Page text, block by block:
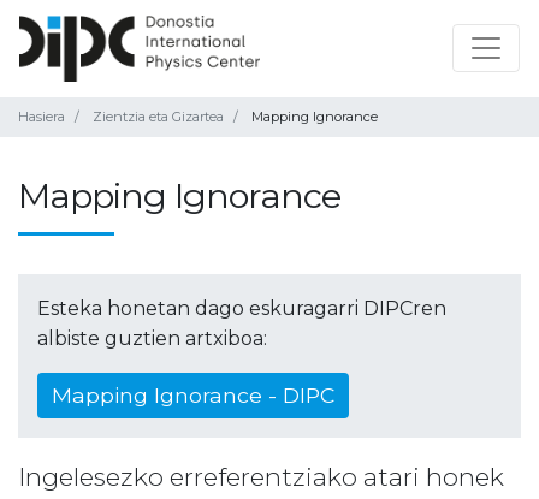
Hasiera Zientzia eta Gizartea Mapping Ignorance
Mapping Ignorance
Esteka honetan dago eskuragarri DIPCren
albiste guztien artxiboa:
Mapping Ignorance - DIPC
Ingelesezko erreferentziako atari honek